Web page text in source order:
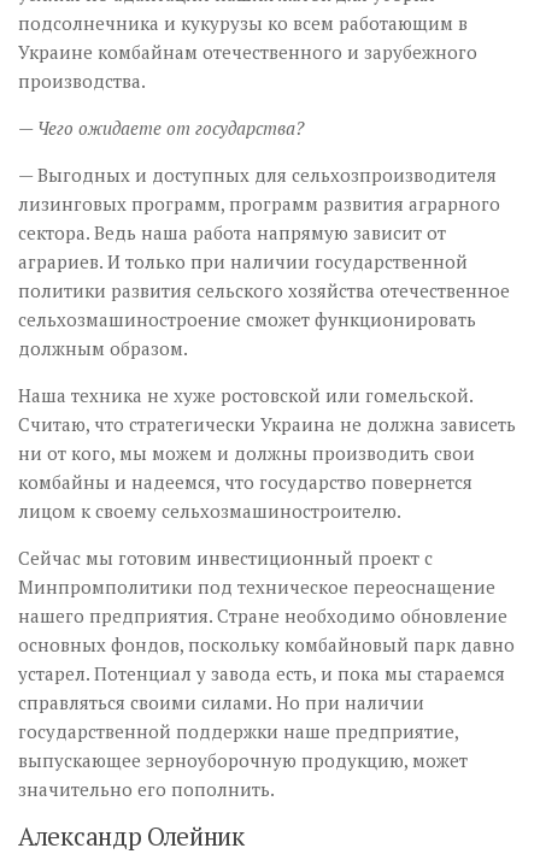
подсолнечника и кукурузы ко всем работающим в
Украине комбайнам отечественного и зарубежного
производства.
— Чего ожидаете от государства?
— Выгодных и доступных для сельхозпроизводителя
лизинговых программ, программ развития аграрного
сектора. Ведь наша работа напрямую зависит от
аграриев. И только при наличии государственной
политики развития сельского хозяйства отечественное
сельхозмашиностроение сможет функционировать
должным образом.
Наша техника не хуже ростовской или гомельской.
Считаю, что стратегически Украина не должна зависеть
ни от кого, мы можем и должны производить свои
комбайны и надеемся, что государство повернется
лицом к своему сельхозмашиностроителю.
Сейчас мы готовим инвестиционный проект с
Минпромполитики под техническое пере­оснащение
нашего предприятия. Стране необходимо обновление
основных фондов, поскольку комбайновый парк давно
устарел. Потенциал у завода есть, и пока мы стараемся
справляться своими силами. Но при наличии
государственной поддержки наше предприятие,
выпускающее зерноуборочную продукцию, может
значительно его пополнить.
Александр Олейник